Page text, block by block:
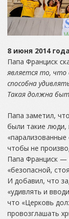
8 июня 2014 года
Папа Франциск
является то, что
способна
Такая должна
Папа заметил,
были такие люди,
чтобы не
Папа Франциск —
«безопасной,
И добавил, что
«удивлять и
что «Церковь
провозглашать